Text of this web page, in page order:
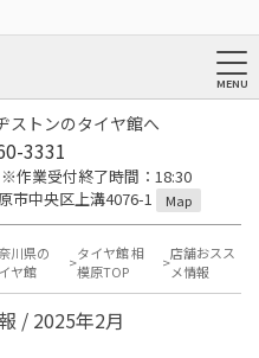
ストンのタイヤ館へ
3331
業受付終了時間：18:30
市中央区上溝4076-1
Map
川県の
ヤ館
タイヤ館 相
模原TOP
店舗おスス
メ情報
/ 2025年2月